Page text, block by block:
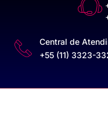
Central de
+55 (11) 3323-